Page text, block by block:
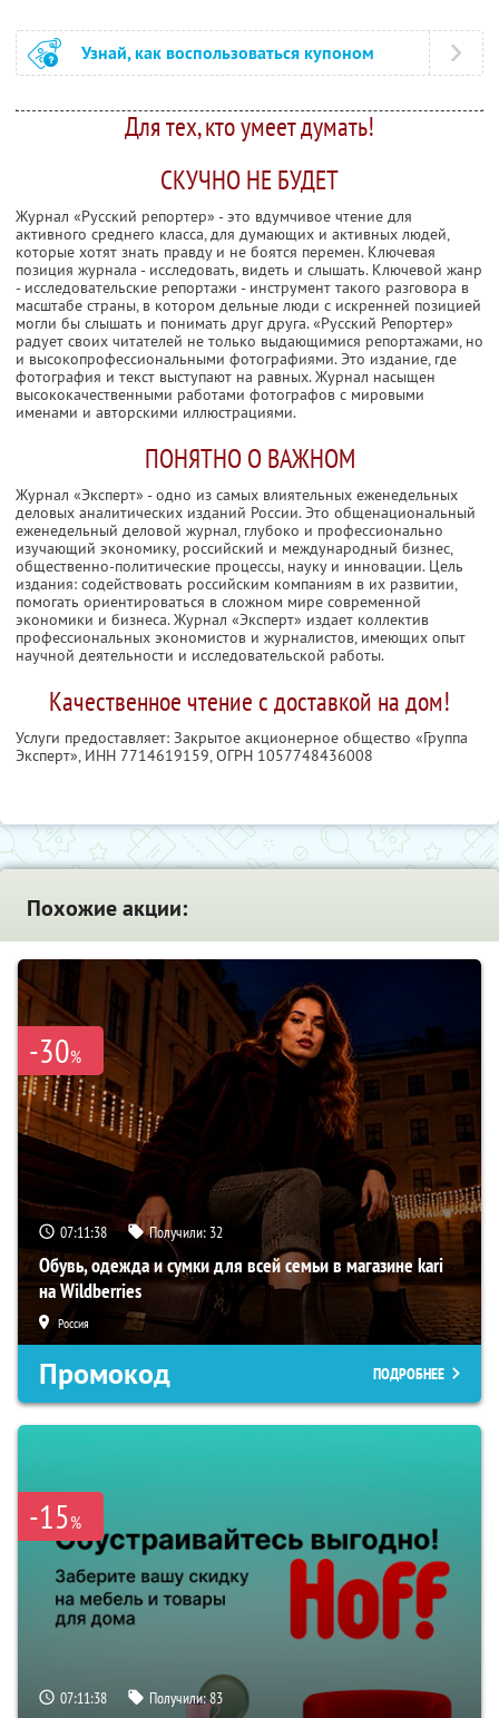
Узнай, как воспользоваться купоном
Для тех, кто умеет думать!
СКУЧНО НЕ БУДЕТ
Журнал «Русский репортер» - это вдумчивое чтение для
активного среднего класса, для думающих и активных людей,
которые хотят знать правду и не боятся перемен. Ключевая
позиция журнала - исследовать, видеть и слышать. Ключевой жанр
- исследовательские репортажи - инструмент такого разговора в
масштабе страны, в котором дельные люди с искренней позицией
могли бы слышать и понимать друг друга. «Русский Репортер»
радует своих читателей не только выдающимися репортажами, но
и высокопрофессиональными фотографиями. Это издание, где
фотография и текст выступают на равных. Журнал насыщен
высококачественными работами фотографов с мировыми
именами и авторскими иллюстрациями.
ПОНЯТНО О ВАЖНОМ
Журнал «Эксперт» - одно из самых влиятельных еженедельных
деловых аналитических изданий России. Это общенациональный
еженедельный деловой журнал, глубоко и профессионально
изучающий экономику, российский и международный бизнес,
общественно-политические процессы, науку и инновации. Цель
издания: содействовать российским компаниям в их развитии,
помогать ориентироваться в сложном мире современной
экономики и бизнеса. Журнал «Эксперт» издает коллектив
профессиональных экономистов и журналистов, имеющих опыт
научной деятельности и исследовательской работы.
Качественное чтение с доставкой на дом!
Услуги предоставляет: Закрытое акционерное общество «Группа
Эксперт», ИНН 7714619159, ОГРН 1057748436008
Похожие акции:
-30%
07:11:37 Получили: 32
Обувь, одежда и сумки для всей семьи в магазине kari
на Wildberries
Россия
Промокод ПОДРОБНЕЕ
-15%
07:11:37 Получили:83